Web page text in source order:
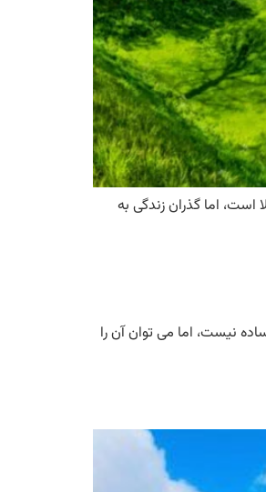
است، اما گذران زندگی به
زندگی خود در دانمارک ساده نیست، اما می توان آن را